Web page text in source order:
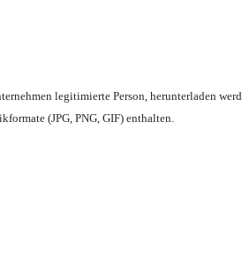
legitimierte Person, herunterladen
(JPG, PNG, GIF) enthalten.